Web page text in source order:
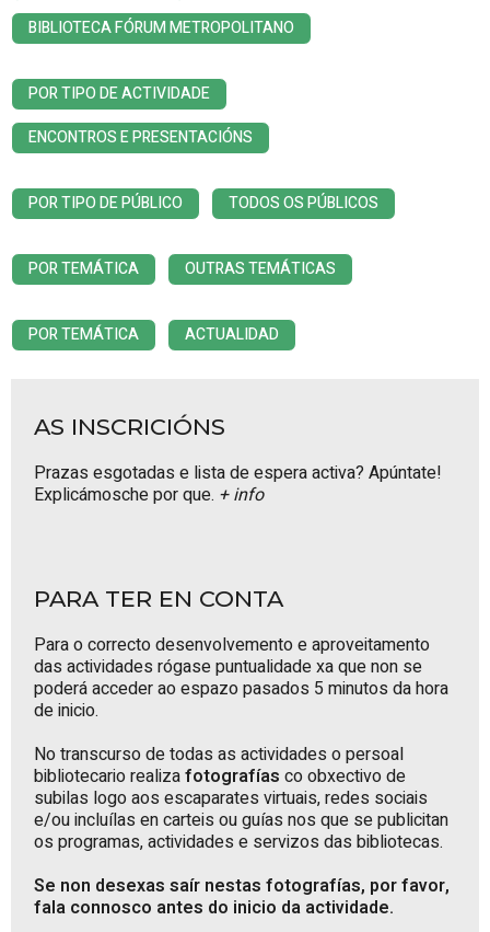
BIBLIOTECA FÓRUM METROPOLITANO
POR TIPO DE ACTIVIDADE
ENCONTROS E PRESENTACIÓNS
POR TIPO DE PÚBLICO TODOS OS PÚBLICOS
POR TEMÁTICA OUTRAS TEMÁTICAS
POR TEMÁTICA ACTUALIDAD
AS INSCRICIÓNS
Prazas esgotadas e lista de espera activa? Apúntate!
Explicámosche por que. + info
PARA TER EN CONTA
Para o correcto desenvolvemento e aproveitamento
das actividades rógase puntualidade xa que non se
poderá acceder ao espazo pasados 5 minutos da hora
de inicio.
No transcurso de todas as actividades o persoal
bibliotecario realizafotografías co obxectivo de
subilas logo aos escaparates virtuais, redes sociais
e/ou incluílas en carteis ou guías nos que se publicitan
os programas, actividades e servizos das bibliotecas.
Se non desexas saír nestas fotografías, por favor,
fala connosco antes do inicio da actividade.